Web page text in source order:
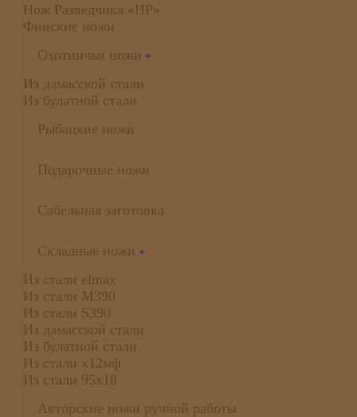
Нож Разведчика «НР»
Финские ножи
Охотничьи ножи +
Из дамасской стали
Из булатной стали
Рыбацкие ножи
Подарочные ножи
Сабельная заготовка
Складные ножи +
Из стали elmax
Из стали М390
Из стали S390
Из дамасской стали
Из булатной стали
Из стали х12мф
Из стали 95х18
Авторские ножи ручной работы